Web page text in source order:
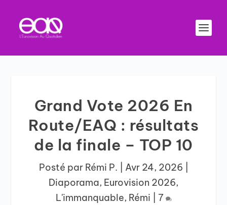
Grand Vote 2026 En
Route/EAQ : résultats
de la finale – TOP 10
Posté par Rémi P. Avr 24, 2026
Diaporama, Eurovision 2026,
L'immanquable, Rémi 7